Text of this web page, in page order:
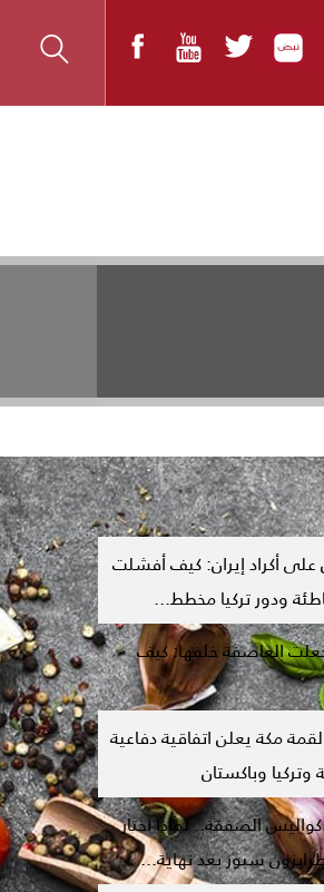
على أكراد إيران: كيف أفشلت
ودور تركيا مخطط...
العاصفة خلفها: كيف
مكة يعلن اتفاقية دفاعية
وباكستان
الصفقة.. لماذا اختار
سبور بعد نهاية...